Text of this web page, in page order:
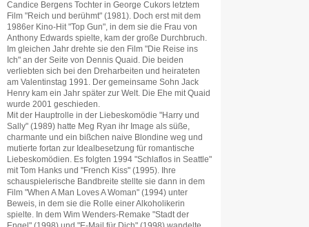
Candice Bergens Tochter in George Cukors letztem
Film "Reich und berühmt" (1981). Doch erst mit dem
1986er Kino-Hit "Top Gun", in dem sie die Frau von
Anthony Edwards spielte, kam der große Durchbruch.
Im gleichen Jahr drehte sie den Film "Die Reise ins
Ich" an der Seite von Dennis Quaid. Die beiden
verliebten sich bei den Dreharbeiten und heirateten
am Valentinstag 1991. Der gemeinsame Sohn Jack
Henry kam ein Jahr später zur Welt. Die Ehe mit Quaid
wurde 2001 geschieden.
Mit der Hauptrolle in der Liebeskomödie "Harry und
Sally" (1989) hatte Meg Ryan ihr Image als süße,
charmante und ein bißchen naive Blondine weg und
mutierte fortan zur Idealbesetzung für romantische
Liebeskomödien. Es folgten 1994 "Schlaflos in Seattle"
mit Tom Hanks und "French Kiss" (1995). Ihre
schauspielerische Bandbreite stellte sie dann in dem
Film "When A Man Loves A Woman" (1994) unter
Beweis, in dem sie die Rolle einer Alkoholikerin
spielte. In dem Wim Wenders-Remake "Stadt der